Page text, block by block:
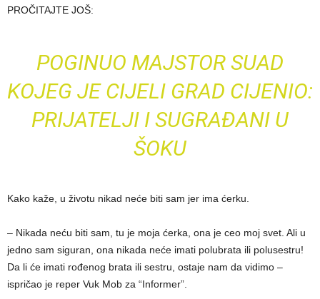
PROČITAJTE JOŠ:
POGINUO MAJSTOR SUAD
KOJEG JE CIJELI GRAD CIJENIO:
PRIJATELJI I SUGRAĐANI U
ŠOKU
Kako kaže, u životu nikad neće biti sam jer ima ćerku.
– Nikada neću biti sam, tu je moja ćerka, ona je ceo moj svet. Ali u
jedno sam siguran, ona nikada neće imati polubrata ili polusestru!
Da li će imati rođenog brata ili sestru, ostaje nam da vidimo –
ispričao je reper Vuk Mob za “Informer”.